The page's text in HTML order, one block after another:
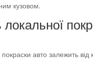
кузовом.
локальної
авто залежить від